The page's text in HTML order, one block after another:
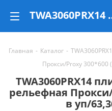
TWA3060PRX14 плитка
Главная - Каталог -
Прокси/Proxy 300*600
TWA3060PRX14
рельефная
в уп/